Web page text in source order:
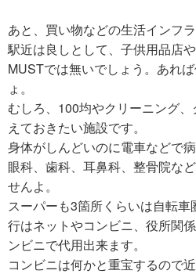
あと、買い物などの生活インフラ
駅近は良しとして、子供用品店
MUSTでは無いでしょう。あれ
ょ。
むしろ、100均やクリーニング
えておきたい施設です。
身体がしんどいのに電車などで病
眼科、歯科、耳鼻科、整骨院な
せんよ。
スーパーも3箇所くらいは自転
行はネットやコンビニ、役所関
ンビニで代用出来ます。
コンビニは何かと重宝するので近